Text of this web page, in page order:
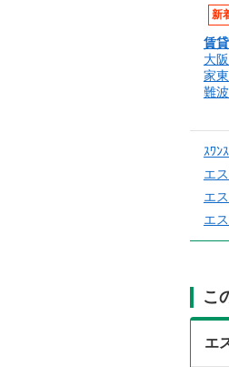
新
賃
大
家
難
ｽﾜﾝ
エ
エ
エ
こ
エ